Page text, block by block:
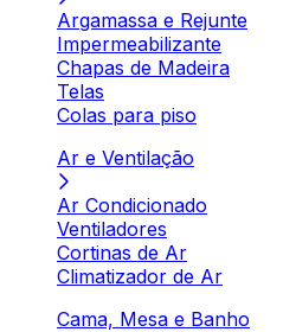
Argamassa e Rejunte
Impermeabilizante
Chapas de Madeira
Telas
Colas para piso
Ar e Ventilação
Ar Condicionado
Ventiladores
Cortinas de Ar
Climatizador de Ar
Cama, Mesa e Banho